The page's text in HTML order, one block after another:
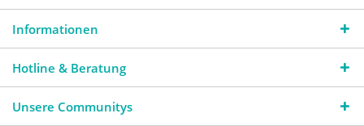
Informationen
Hotline & Beratung
Unsere Communitys